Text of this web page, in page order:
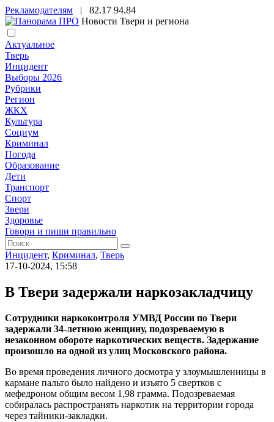
Рекламодателям | 82.17 94.84
Новости Твери и региона
Актуальное
Тверь
Инцидент
Выборы 2026
Рубрики
Регион
ЖКХ
Культура
Социум
Криминал
Погода
Образование
Дети
Транспорт
Спорт
Звери
Здоровье
Говори и пиши правильно
Инцидент, Криминал, Тверь
17-10-2024, 15:58
В Твери задержали наркозакладчицу
Сотрудники наркоконтроля УМВД России по Твери
задержали 34-летнюю женщину, подозреваемую в
незаконном обороте наркотических веществ. Задержание
произошло на одной из улиц Московского района.
Во время проведения личного досмотра у злоумышленницы в
кармане пальто было найдено и изъято 5 свертков с
мефедроном общим весом 1,98 грамма. Подозреваемая
собиралась распространять наркотик на территории города
через тайники-закладки.